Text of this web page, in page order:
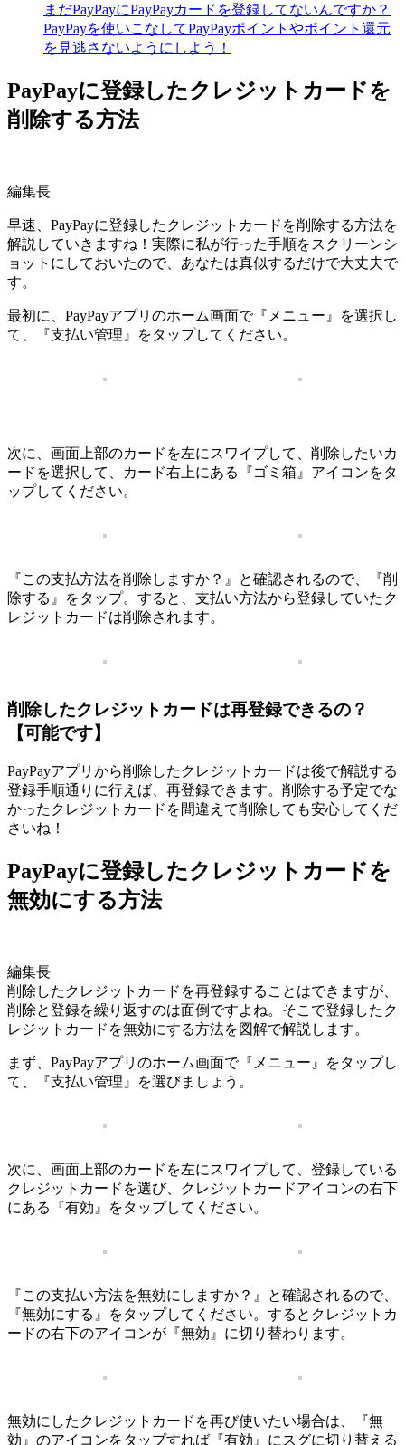
まだPayPayにPayPayカードを登録してないんですか？
PayPayを使いこなしてPayPayポイントやポイント還元
を見逃さないようにしよう！
PayPayに登録したクレジットカードを
削除する方法
編集長
早速、PayPayに登録したクレジットカードを削除する方法を
解説していきますね！実際に私が行った手順をスクリーンシ
ョットにしておいたので、あなたは真似するだけで大丈夫で
す。
最初に、PayPayアプリのホーム画面で『メニュー』を選択し
て、『支払い管理』をタップしてください。
次に、画面上部のカードを左にスワイプして、削除したいカ
ードを選択して、カード右上にある『ゴミ箱』アイコンをタ
ップしてください。
『この支払方法を削除しますか？』と確認されるので、『削
除する』をタップ。すると、支払い方法から登録していたク
レジットカードは削除されます。
削除したクレジットカードは再登録できるの？
【可能です】
PayPayアプリから削除したクレジットカードは後で解説する
登録手順通りに行えば、再登録できます。削除する予定でな
かったクレジットカードを間違えて削除しても安心してくだ
さいね！
PayPayに登録したクレジットカードを
無効にする方法
編集長
削除したクレジットカードを再登録することはできますが、
削除と登録を繰り返すのは面倒ですよね。そこで登録したク
レジットカードを無効にする方法を図解で解説します。
まず、PayPayアプリのホーム画面で『メニュー』をタップし
て、『支払い管理』を選びましょう。
次に、画面上部のカードを左にスワイプして、登録している
クレジットカードを選び、クレジットカードアイコンの右下
にある『有効』をタップしてください。
『この支払い方法を無効にしますか？』と確認されるので、
『無効にする』をタップしてください。するとクレジットカ
ードの右下のアイコンが『無効』に切り替わります。
無効にしたクレジットカードを再び使いたい場合は、『無
効』のアイコンをタップすれば『有効』にスグに切り替える